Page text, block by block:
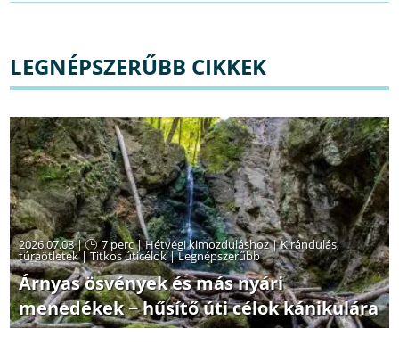
LEGNÉPSZERŰBB CIKKEK
2026.07.08 | 7 perc|Hétvégi kimozduláshoz|Kirándulás,
túraötletek|Titkos úticélok|Legnépszerűbb
Árnyas ösvények és más nyári
menedékek − hűsítő úti célok kánikulára